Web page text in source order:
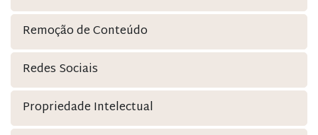
Remoção de Conteúdo
Redes Sociais
Propriedade Intelectual